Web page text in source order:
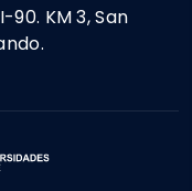
90. KM 3, San